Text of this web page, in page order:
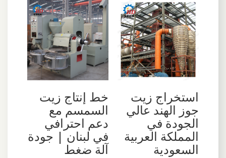
استخراج زيت
جوز الهند عالي
الجودة في
المملكة العربية
السعودية
خط إنتاج زيت
السمسم مع
دعم احترافي
في لبنان | جودة
آلة ضغط